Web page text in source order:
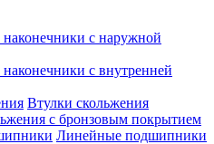
с наружной
с внутренней
Втулки скольжения
с бронзовым покрытием
Линейные подшипники